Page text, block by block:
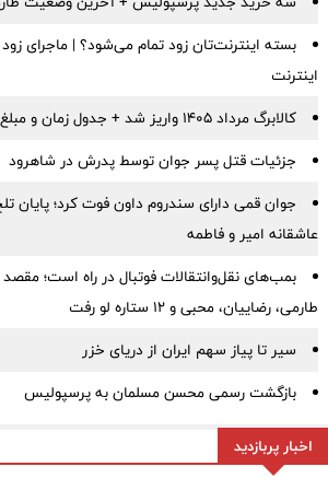
بسته اینترنت‌تان زود تمام می‌شود؟ | ماجرای
اینترنت
کالابرگ مرداد ۱۴۰۵ واریز شد + جدول زمان و مبلغ کالابرگ
جزئیات قتل پسر جوان توسط پدرش در شاهرود
جوان قمی دارای سندروم داون فوت کرد؛ پایان
عاشقانه امیر و فاطمه
بمب‌های نقل‌وانتقالات فوتبال در راه است؛
طارمی، رضاییان، محبی و ۱۲ ستاره لو رفت
سیر تا پیاز سهم ایران از دریای خزر
بازگشت رسمی محسن مسلمان به پرسپولیس
اخبار پربازدید